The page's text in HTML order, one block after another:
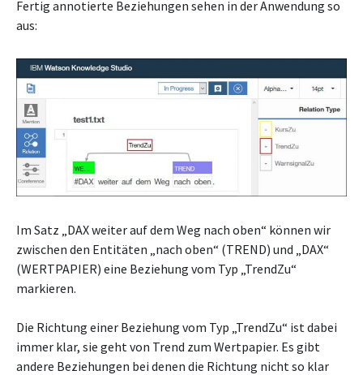
Fertig annotierte Beziehungen sehen in der Anwendung so
aus:
Im Satz „DAX weiter auf dem Weg nach oben“ können wir
zwischen den Entitäten „nach oben“ (TREND) und „DAX“
(WERTPAPIER) eine Beziehung vom Typ „TrendZu“
markieren.
Die Richtung einer Beziehung vom Typ „TrendZu“ ist dabei
immer klar, sie geht von Trend zum Wertpapier. Es gibt
andere Beziehungen bei denen die Richtung nicht so klar